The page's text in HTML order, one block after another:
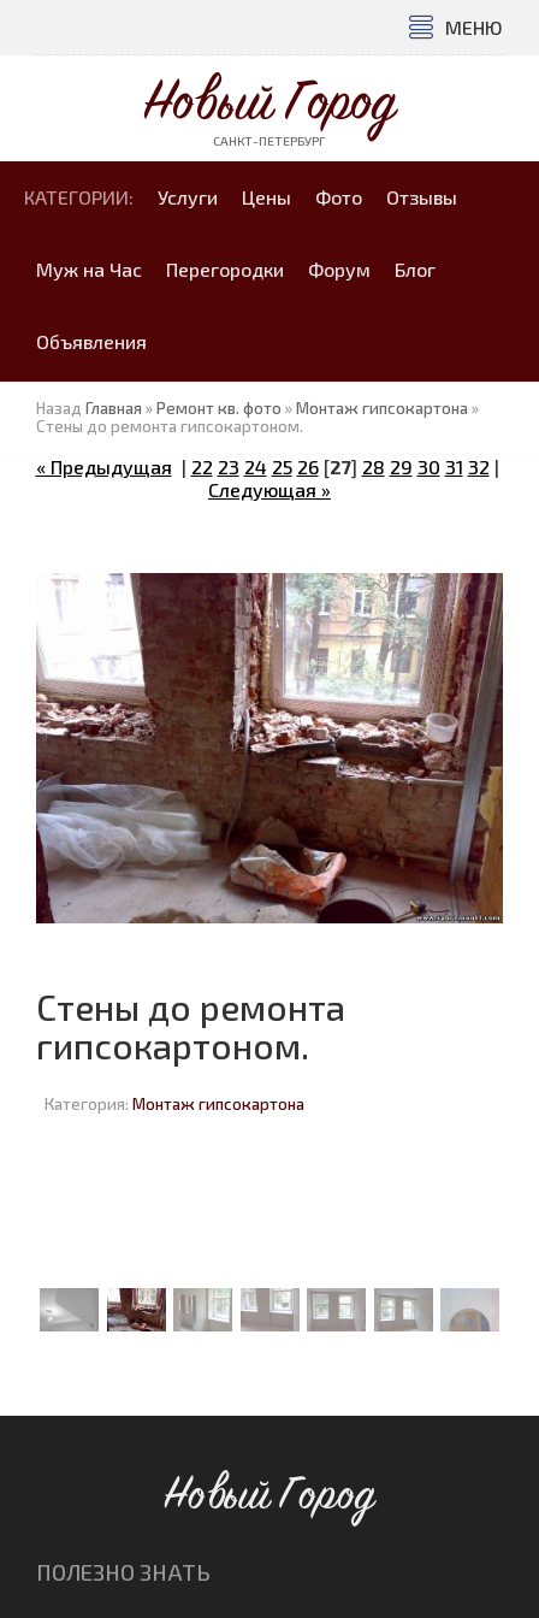
МЕНЮ
Новый Город
САНКТ-ПЕТЕРБУРГ
КАТЕГОРИИ: Услуги Цены Фото Отзывы
Муж на Час Перегородки Форум Блог
Объявления
Назад Главная »Ремонт кв. фото »Монтаж гипсокартона »
Стены до ремонта гипсокартоном.
« Предыдущая | 22 23 24 25 26[27] 28 29 30 31 32 |
Следующая »
Стены до ремонта
гипсокартоном.
Категория: Монтаж гипсокартона
Новый Город
ПОЛЕЗНО ЗНАТЬ